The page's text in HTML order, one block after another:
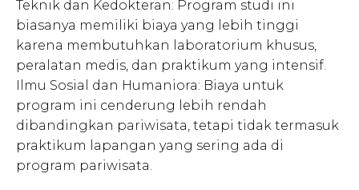
Teknik dan Kedokteran: Program studi ini
biasanya memiliki biaya yang lebih tinggi
karena membutuhkan laboratorium khusus,
peralatan medis, dan praktikum yang intensif.
Ilmu Sosial dan Humaniora: Biaya untuk
program ini cenderung lebih rendah
dibandingkan pariwisata, tetapi tidak termasuk
praktikum lapangan yang sering ada di
program pariwisata.